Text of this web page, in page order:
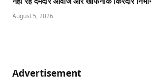
August 5, 2026
Advertisement